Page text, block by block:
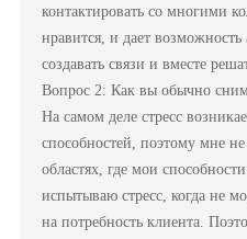
контактировать со многими
нравится, и дает
создавать связи и вместе
Вопрос 2: Как вы обычно
На самом деле стресс
способностей, поэтому мне не
областях, где мои
испытываю стресс, когда не
на потребность клиента.